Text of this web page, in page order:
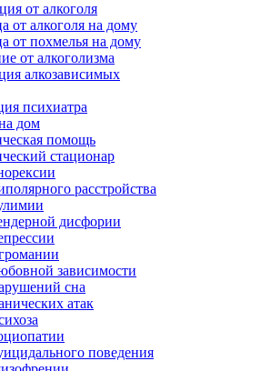
от алкоголя
от алкоголя на дому
от похмелья на дому
от алкоголизма
алкозависимых
психиатра
дом
помощь
стационар
расстройства
дисфории
зависимости
сна
атак
поведения